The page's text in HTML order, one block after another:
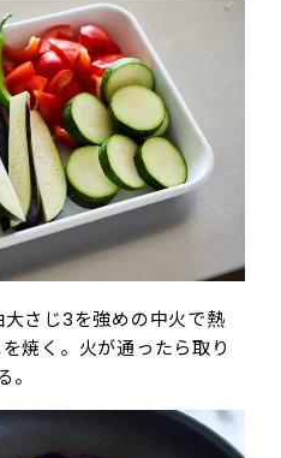
さじ3を強めの中火で熱
焼く。火が通ったら取り